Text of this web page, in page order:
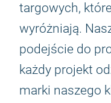
targowych,
wyróżniają.
podejście do
każdy projekt
marki naszego